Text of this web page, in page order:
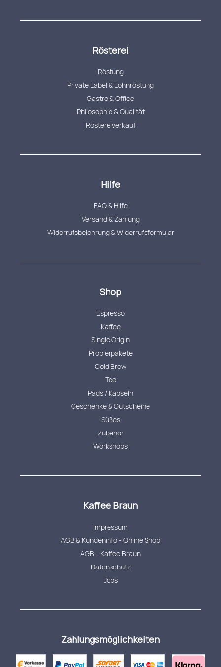
Rösterei
Röstung
Private Label & Lohnröstung
Gastro & Office
Philosophie & Qualität
Röstereiverkauf
Hilfe
FAQ & Hilfe
Versand & Zahlung
Widerrufsbelehrung & Widerrufsformular
Shop
Espresso
Kaffee
Single Origin
Probierpakete
Cold Brew
Tee
Pads / Kapseln
Geschenke & Gutscheine
Süßes
Zubehör
Workshops
Kaffee Braun
Impressum
AGB & Kundeninfo - Online Shop
AGB - Kaffee Braun
Datenschutz
Jobs
Zahlungsmöglichkeiten